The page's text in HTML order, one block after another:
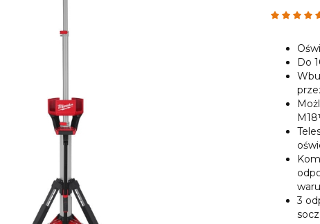
Do
3